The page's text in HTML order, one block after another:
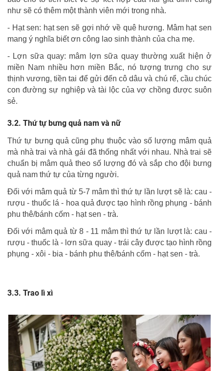
như sẽ có thêm một thành viên mới trong nhà.
- Hạt sen: hạt sen sẽ gợi nhớ về quê hương. Mâm hạt sen
mang ý nghĩa biết ơn công lao sinh thành của cha mẹ.
- Lợn sữa quay: mâm lợn sữa quay thường xuất hiện ở
miền Nam nhiều hơn miền Bắc, nó tượng trưng cho sự
thịnh vương, tiền tai để gửi đến cô dâu và chú rể, cầu chúc
con đường sự nghiệp và tài lộc của vợ chồng được suôn
sẻ.
Thứ tự bưng quả nam và nữ
Thứ tự bưng quả cũng phụ thuộc vào số lượng mâm quả
mà nhà trai và nhà gái đã thống nhất với nhau. Nhà trai sẽ
chuẩn bị mâm quả theo số lượng đó và sắp cho đội bưng
quả nam thứ tự của từng người.
Đối với mâm quả từ 5-7 mâm thì thứ tự lần lượt sẽ là: cau -
rượu - thuốc lá - hoa quả được tạo hình rồng phụng - bánh
phu thê/bánh cốm - hạt sen - trà.
Đối với mâm quả từ 8 - 11 mâm thì thứ tự lần lượt là: cau -
rượu - thuốc là - lơn sữa quay - trái cây được tạo hình rồng
phụng - xôi - bia - bánh phu thê/bánh cốm - hạt sen - trà.
Trao lì xì